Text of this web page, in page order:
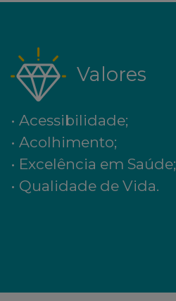
Valores
• Acessibilidade;
• Acolhimento;
• Excelência em Saúde;
• Qualidade de Vida.